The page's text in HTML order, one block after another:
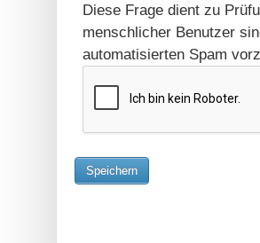
Diese Frage dient zu
menschlicher Benutzer
automatisierten Spam